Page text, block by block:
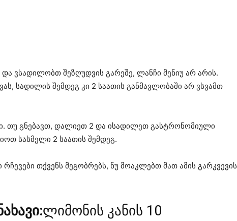
და ვსადილობთ შეზღუდვის გარეშე, ლანჩი მენიუ არ არის.
სადილის შემდეგ კი 2 საათის განმავლობაში არ ვსვამთ
თუ გნებავთ, დალიეთ 2 და ისადილეთ გასტრონომიული
სასმელი 2 საათის შემდეგ.
თქვენს მეგობრებს, ნუ მოაკლებთ მათ ამის გარკვევის
ლიმონის კანის 10